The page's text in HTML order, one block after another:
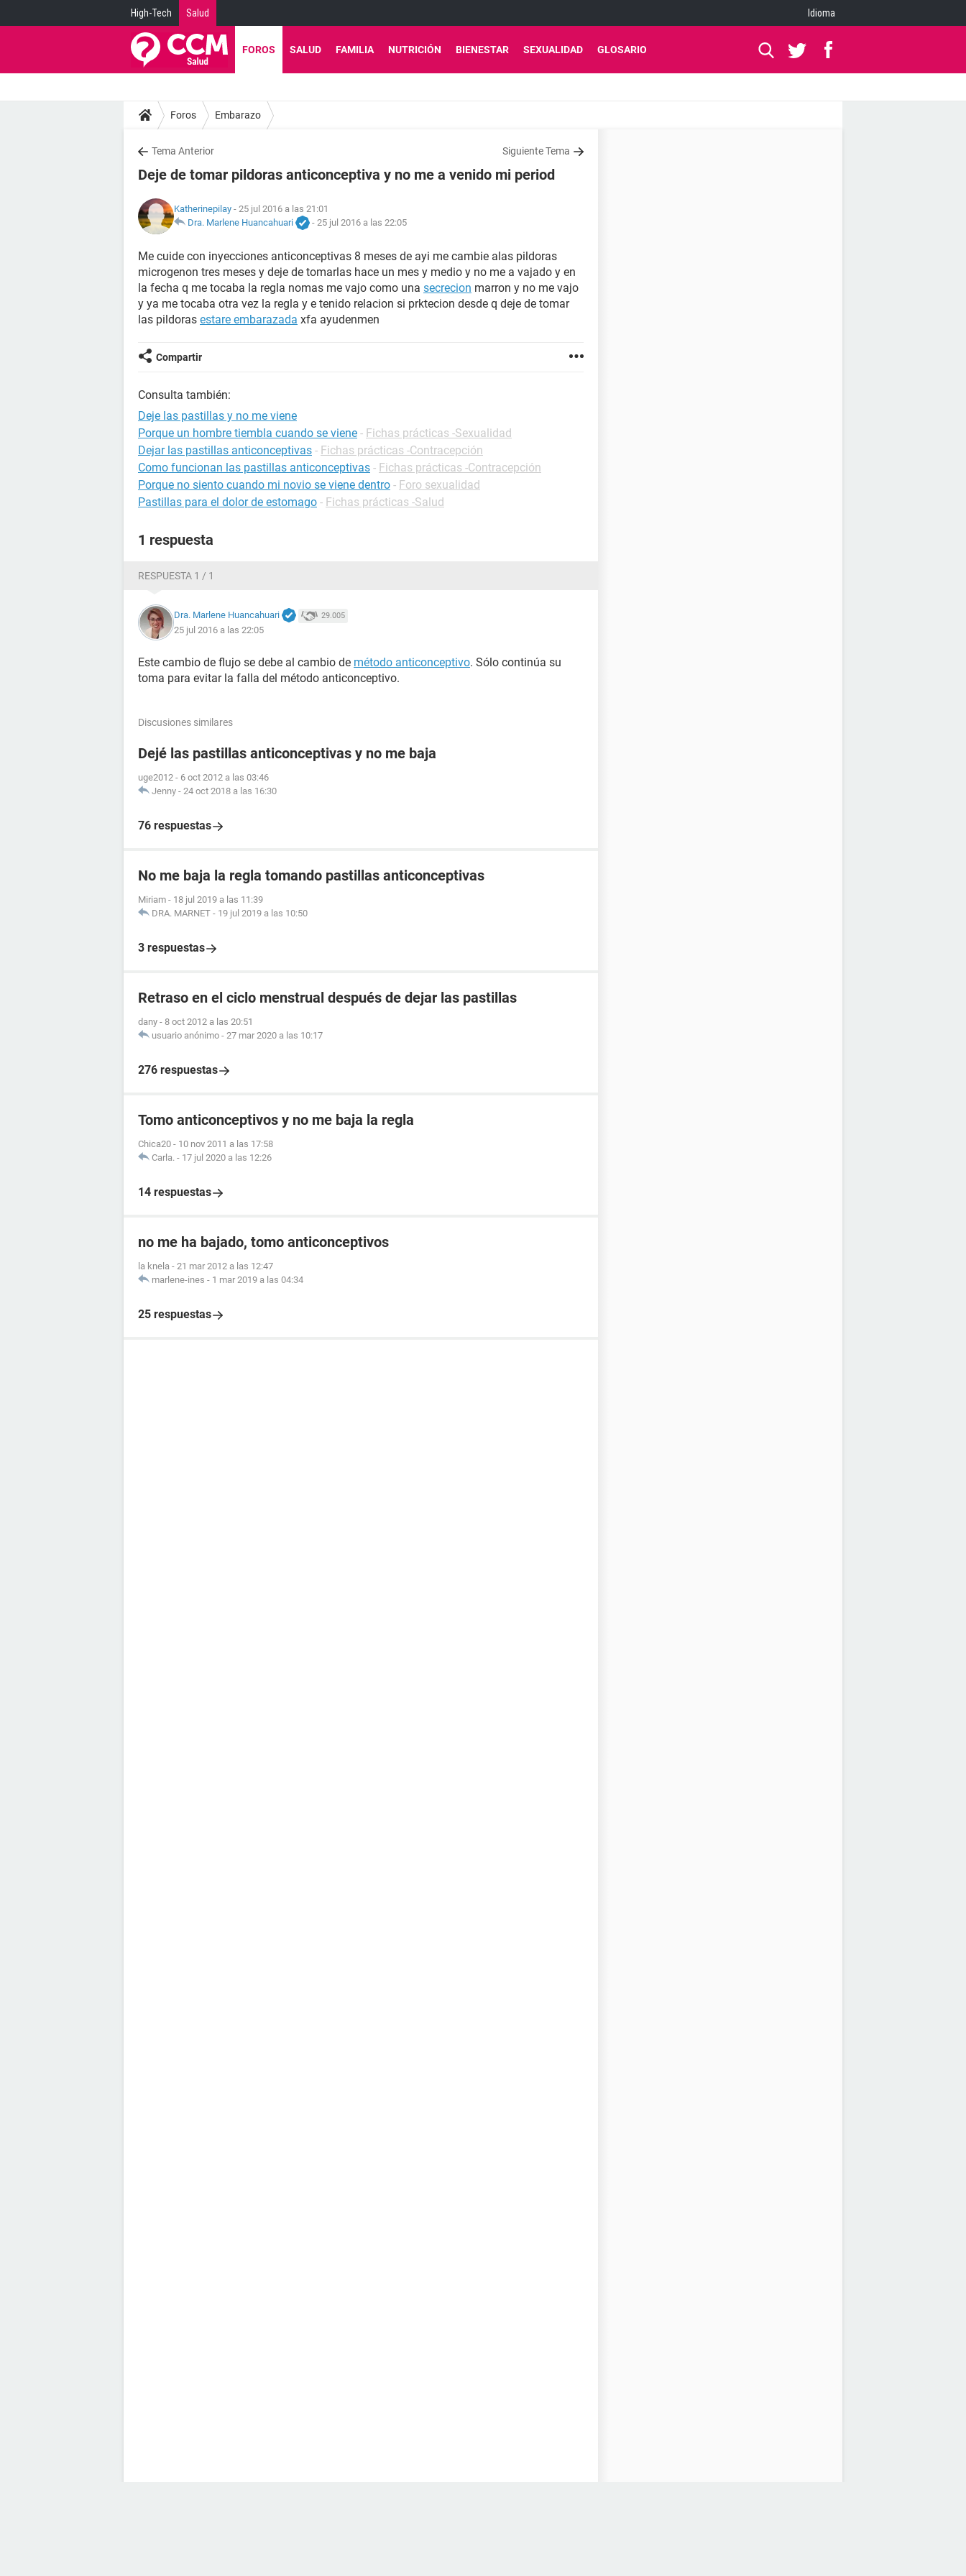
High-Tech Salud Idioma
FOROS SALUD FAMILIA NUTRICIÓN BIENESTAR SEXUALIDAD GLOSARIO
Foros Embarazo
Tema Anterior Siguiente Tema
Deje de tomar pildoras anticonceptiva y no me a venido mi period
Katherinepilay - 25 jul 2016 a las 21:01
Dra. Marlene Huancahuari
- 25 jul 2016 a las 22:05
Me cuide con inyecciones anticonceptivas 8 meses de ayi me cambie alas pildoras
microgenon tres meses y deje de tomarlas hace un mes y medio y no me a vajado y en
la fecha q me tocaba la regla nomas me vajo como una secrecion marron y no me vajo
y ya me tocaba otra vez la regla y e tenido relacion si prktecion desde q deje de tomar
las pildoras estare embarazada xfa ayudenmen
Compartir
Consulta también:
Deje las pastillas y no me viene
Porque un hombre tiembla cuando se viene - Fichas prácticas -Sexualidad
Dejar las pastillas anticonceptivas - Fichas prácticas -Contracepción
Como funcionan las pastillas anticonceptivas - Fichas prácticas -Contracepción
Porque no siento cuando mi novio se viene dentro - Foro sexualidad
Pastillas para el dolor de estomago - Fichas prácticas -Salud
1 respuesta
RESPUESTA 1 / 1
Dra. Marlene Huancahuari 29.005
25 jul 2016 a las 22:05
Este cambio de flujo se debe al cambio de método anticonceptivo. Sólo continúa su
toma para evitar la falla del método anticonceptivo.
Discusiones similares
Dejé las pastillas anticonceptivas y no me baja
uge2012 - 6 oct 2012 a las 03:46
Jenny - 24 oct 2018 a las 16:30
76 respuestas
No me baja la regla tomando pastillas anticonceptivas
Miriam - 18 jul 2019 a las 11:39
DRA. MARNET - 19 jul 2019 a las 10:50
3 respuestas
Retraso en el ciclo menstrual después de dejar las pastillas
dany - 8 oct 2012 a las 20:51
usuario anónimo - 27 mar 2020 a las 10:17
276 respuestas
Tomo anticonceptivos y no me baja la regla
Chica20 - 10 nov 2011 a las 17:58
Carla. - 17 jul 2020 a las 12:26
14 respuestas
no me ha bajado, tomo anticonceptivos
la knela - 21 mar 2012 a las 12:47
marlene-ines - 1 mar 2019 a las 04:34
25 respuestas